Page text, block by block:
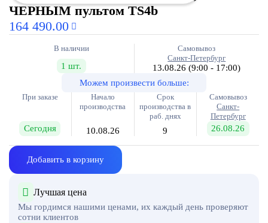
ЧЕРНЫМ пультом TS4b
164 490.00
В наличии
1 шт.
Самовывоз
Санкт-Петербург
13.08.26(9:00 - 17:00)
Можем произвести больше:
При заказе
Сегодня
Начало
производства
10.08.26
Срок
производства в
раб. днях
9
Самовывоз
Санкт-
Петербург
26.08.26
Добавить в корзину
Лучшая цена
Мы гордимся нашими ценами, их каждый день проверяют
сотни клиентов